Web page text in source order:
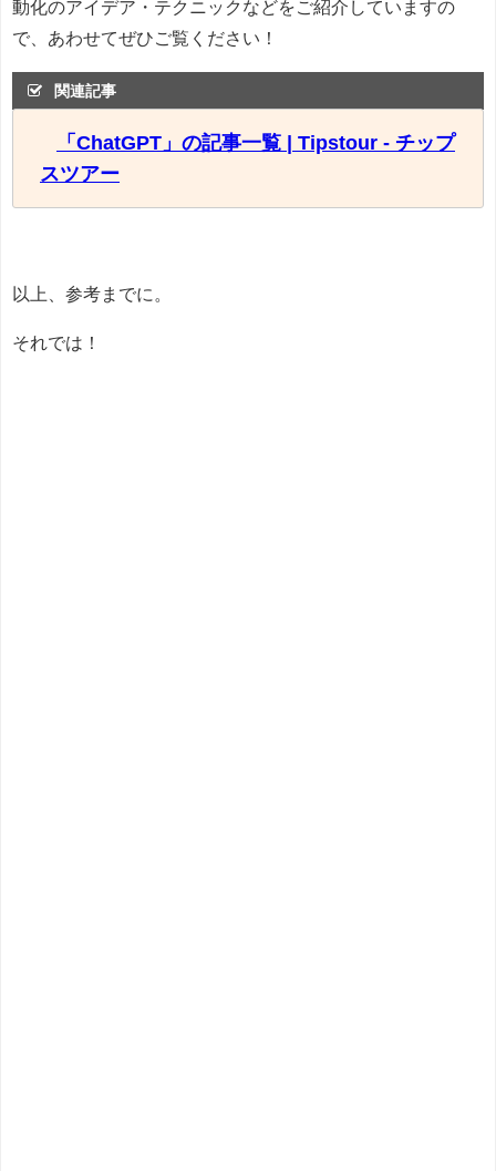
動化のアイデア・テクニックなどをご紹介していますの
で、あわせてぜひご覧ください！
関連記事
「ChatGPT」の記事一覧 | Tipstour - チップ
スツアー
以上、参考までに。
それでは！